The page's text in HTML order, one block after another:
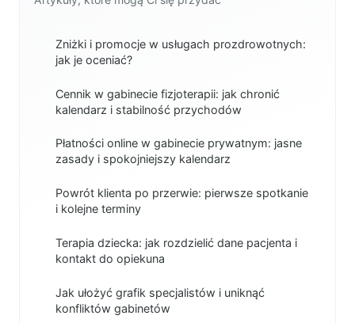
Zniżki i promocje w usługach prozdrowotnych:
jak je oceniać?
Cennik w gabinecie fizjoterapii: jak chronić
kalendarz i stabilność przychodów
Płatności online w gabinecie prywatnym: jasne
zasady i spokojniejszy kalendarz
Powrót klienta po przerwie: pierwsze spotkanie
i kolejne terminy
Terapia dziecka: jak rozdzielić dane pacjenta i
kontakt do opiekuna
Jak ułożyć grafik specjalistów i uniknąć
konfliktów gabinetów